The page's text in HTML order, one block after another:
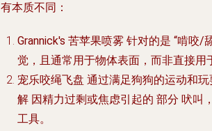
本质不同：
Grannick's 苦苹果喷雾 针对的是 “啃咬/
觉，且通常用于物体表面，而非直接用
宠乐咬绳飞盘 通过满足狗狗的运动和
解 因精力过剩或焦虑引起的 部分 吠叫
工具。